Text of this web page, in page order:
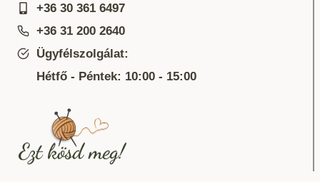
+36 30 361 6497
+36 31 200 2640
Ügyfélszolgálat:
Hétfő - Péntek: 10:00 - 15:00